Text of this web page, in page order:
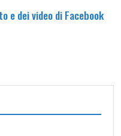
e dei video di Facebook